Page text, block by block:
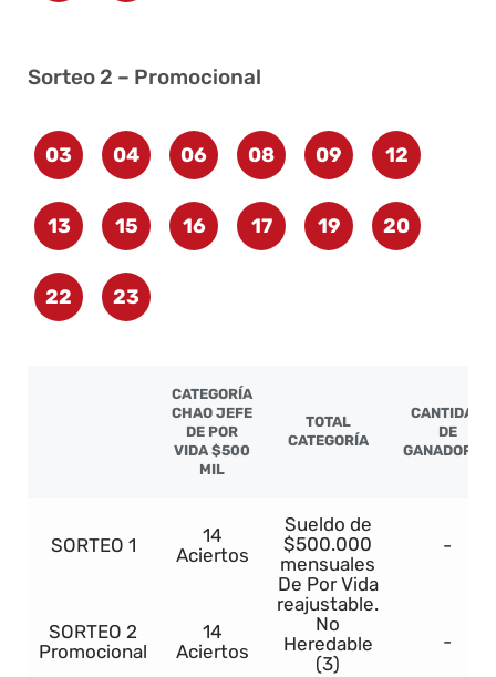
Sorteo 2 – Promocional
03 04 06 08 09 12
13 15 16 17 19 20
22 23
CATEGORÍA
CHAO JEFE
DE POR
VIDA $500
MIL
TOTAL
CATEGORÍA
CANTIDAD
DE
GANADORES
SORTEO 1
14
Aciertos
Sueldo de
$500.000
mensuales
De Por Vida
reajustable.
No
Heredable
(3)
-
SORTEO 2
Promocional
14
Aciertos
-